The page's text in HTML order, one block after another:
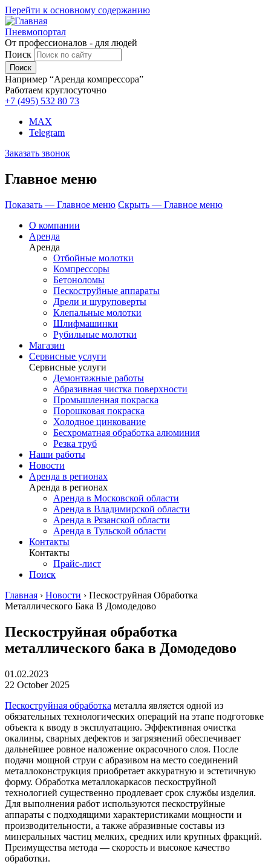
Перейти к основному содержанию
Пневмопортал
От профессионалов - для людей
Поиск
Например “Аренда компрессора”
Работаем круглосуточно
+7 (495) 532 80 73
MAX
Telegram
Заказать звонок
Главное меню
Показать — Главное меню Скрыть — Главное меню
О компании
Аренда
Аренда
Отбойные молотки
Компрессоры
Бетоноломы
Пескоструйные аппараты
Дрели и шуруповерты
Клепальные молотки
Шлифмашинки
Рубильные молотки
Магазин
Сервисные услуги
Сервисные услуги
Демонтажные работы
Абразивная чистка поверхности
Промышленная покраска
Порошковая покраска
Холодное цинкование
Бесхроматная обработка алюминия
Резка труб
Наши работы
Новости
Аренда в регионах
Аренда в регионах
Аренда в Московской области
Аренда в Владимирской области
Аренда в Рязанской области
Аренда в Тульской области
Контакты
Контакты
Прайс-лист
Поиск
Главная › Новости › Пескоструйная Обработка
Металлического Бака В Домодедово
Пескоструйная обработка
металлического бака в Домодедово
01.02.2023
22 October 2025
Пескоструйная обработка металла является одной из
обязательных технологических операций на этапе подготовке
объекта к вводу в эксплуатацию. Эффективная очистка
окалины, сварных дефектов и загрязнений обеспечивает
дальнейшее ровное наложение окрасочного слоя. После
подачи мощной струи с абразивом на место соединений
металлоконструкция приобретает аккуратную и эстетичную
форму. Обработка металлокаркасов пескоструйной
технологией существенно продлевает срок службы изделия.
Для выполнения работ используются пескоструйные
аппараты с подходящими характеристиками мощности и
производительности, а также абразивные составы из
минеральных частиц мелких, средних или крупных фракций.
Преимущества метода — скорость и высокое качество
обработки.